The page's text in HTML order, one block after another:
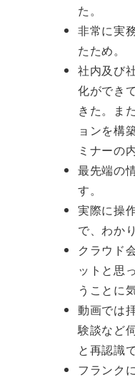
た。
非常に実
たため。
社内及び
化ができ
きた。ま
ョンを構
ミナーの
最先端の
す。
実際に操
で、わか
クラウド
ットと思
うことに
動画では
験談など
と再認識
フランク